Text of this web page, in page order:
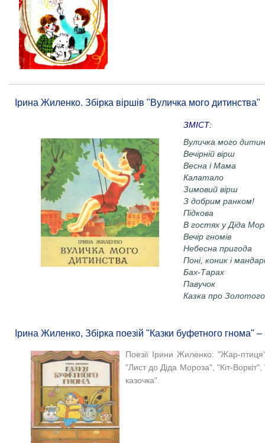
Ірина Жиленко. Збірка віршів "Вуличка мого дитинства"
ЗМІСТ:
Вуличка мого
Вечірній вірш
Весна і Мама
Калатало
Зимовий вірш
З добрим ранком!
Підкова
В гостях у Діда
Вечір гномів
Небесна пригода
Поні, коник і
Бах-Тарах
Павучок
Казка про
Ірина Жиленко, Збірка поезій "Казки буфетного гнома" –
Поезії Ірини Жиленко: "Жар-
"Лист до Діда Мороза", "Кіт-
казочка".